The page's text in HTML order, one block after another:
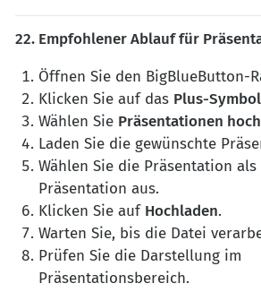
22. Empfohlener Ablauf für
Öffnen Sie den BigBlueButton-
Klicken Sie auf das Plus-Symbol
Wählen Sie Präsentationen
Laden Sie die gewünschte
Wählen Sie die Präsentation
Präsentation aus.
Klicken Sie auf Hochladen.
Warten Sie, bis die Datei
Prüfen Sie die Darstellung im
Präsentationsbereich.